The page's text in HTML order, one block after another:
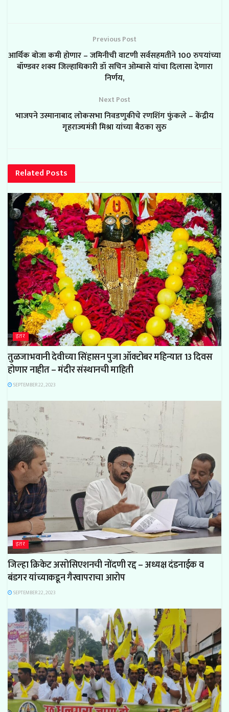
Previous Post
आर्थिक बोजा कमी होणार – जमिनीची वाटणी सर्वसहमतीने 100 रुपयांच्या
बॉण्डवर शक्य जिल्हाधिकारी डॉ सचिन ओम्बासे यांचा दिलासा देणारा
निर्णय,
Next Post
भाजपने उस्मानाबाद लोकसभा निवडणुकीचे रणशिंग फुंकले – केंद्रीय
गृहराज्यमंत्री मिश्रा यांच्या बैठका सुरु
Related Posts
इतर
तुळजाभवानी देवीच्या सिंहासन पुजा ऑक्टोबर महिन्यात 13 दिवस
होणार नाहीत – मंदीर संस्थानची माहिती
SEPTEMBER 22, 2023
इतर
जिल्हा क्रिकेट असोसिएशनची नोंदणी रद्द – अध्यक्ष दंडनाईक व
बंडगर यांच्याकडून गैरवापराचा आरोप
SEPTEMBER 22, 2023